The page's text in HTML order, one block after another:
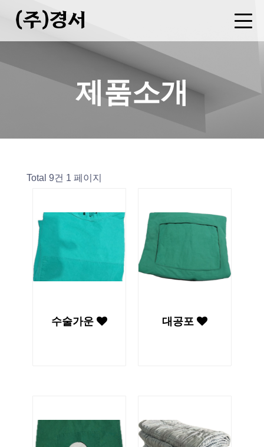
제품소개
(주)경서
회사소개
CEO 인사말
기업현황
연혁
오시는길
사업분야
병원복 제조
세탁물 용역
폐기물 중간처분업(소각)
수집운반업
증기(스팀)판매업
제품소개
FAQ
Total 9건 1 페이지
수술가운 대공포